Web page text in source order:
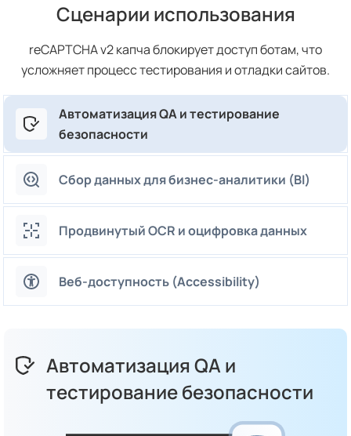
Сценарии использования
reCAPTCHA v2 капча блокирует доступ ботам, что
усложняет процесс тестирования и отладки сайтов.
Автоматизация QA и тестирование
безопасности
Сбор данных для бизнес-аналитики (BI)
Продвинутый OCR и оцифровка данных
Веб-доступность (Accessibility)
Автоматизация QA и
тестирование безопасности